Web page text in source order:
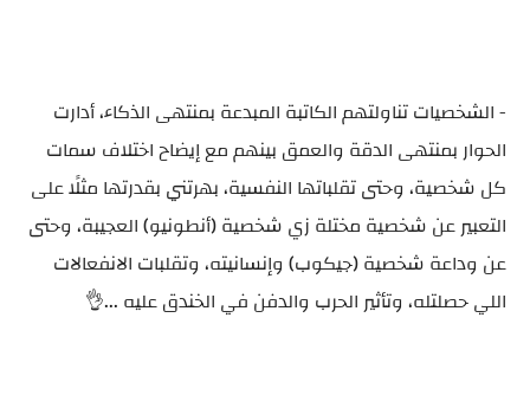
- الشخصيات تناولتهم الكاتبة المبدعة بمنتهى الذكاء، أدارت
الحوار بمنتهى الدقة والعمق بينهم مع إيضاح اختلاف سمات
كل شخصية، وحتى تقلباتها النفسية، بهرتني بقدرتها مثلًا على
التعبير عن شخصية مختلة زي شخصية (أنطونيو) العجيبة، وحتى
عن وداعة شخصية (جيكوب) وإنسانيته، وتقلبات الانفعالات
اللي حصلتله، وتأثير الحرب والدفن في الخندق عليه ...👌